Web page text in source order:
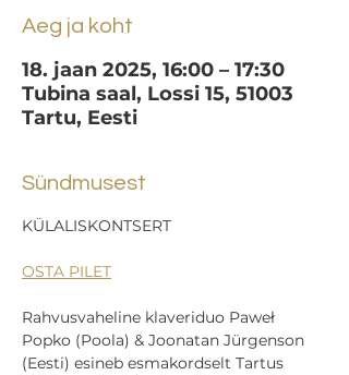
Aeg ja koht
18. jaan 2025, 16:00 – 17:30
Tubina saal, Lossi 15, 51003
Tartu, Eesti
Sündmusest
KÜLALISKONTSERT
OSTA PILET
Rahvusvaheline klaveriduo Paweł
Popko (Poola) & Joonatan Jürgenson
(Eesti) esineb esmakordselt Tartus